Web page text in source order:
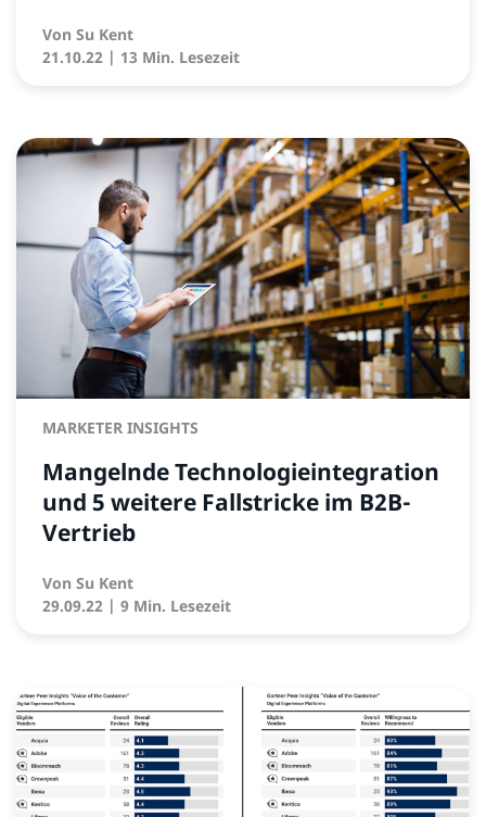
Von Su Kent
21.10.22 | 13 Min. Lesezeit
MARKETER INSIGHTS
Mangelnde Technologieintegration
und 5 weitere Fallstricke im B2B-
Vertrieb
Von Su Kent
29.09.22 | 9 Min. Lesezeit